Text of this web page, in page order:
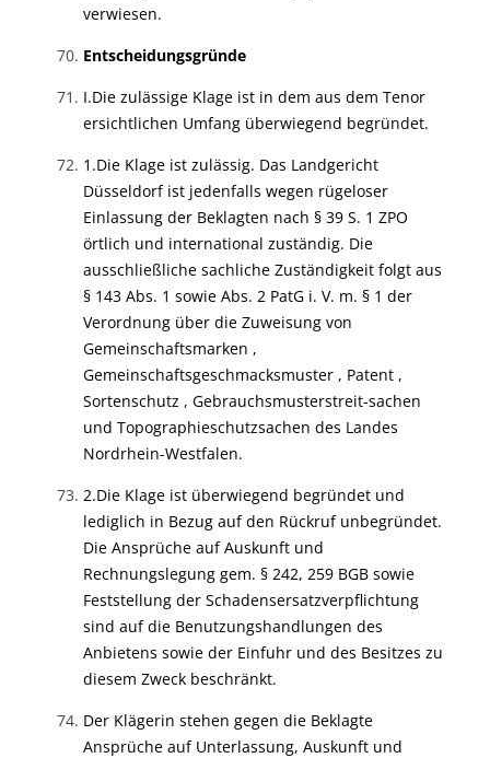
verwiesen.
Entscheidungsgründe
I.Die zulässige Klage ist in dem aus dem Tenor
ersichtlichen Umfang überwiegend begründet.
1.Die Klage ist zulässig. Das Landgericht
Düsseldorf ist jedenfalls wegen rügeloser
Einlassung der Beklagten nach § 39 S. 1 ZPO
örtlich und international zuständig. Die
ausschließliche sachliche Zuständigkeit folgt aus
§ 143 Abs. 1 sowie Abs. 2 PatG i. V. m. § 1 der
Verordnung über die Zuweisung von
Gemeinschaftsmarken ,
Gemeinschaftsgeschmacksmuster , Patent ,
Sortenschutz , Gebrauchsmusterstreit-sachen
und Topographieschutzsachen des Landes
Nordrhein-Westfalen.
2.Die Klage ist überwiegend begründet und
lediglich in Bezug auf den Rückruf unbegründet.
Die Ansprüche auf Auskunft und
Rechnungslegung gem. § 242, 259 BGB sowie
Feststellung der Schadensersatzverpflichtung
sind auf die Benutzungshandlungen des
Anbietens sowie der Einfuhr und des Besitzes zu
diesem Zweck beschränkt.
Der Klägerin stehen gegen die Beklagte
Ansprüche auf Unterlassung, Auskunft und